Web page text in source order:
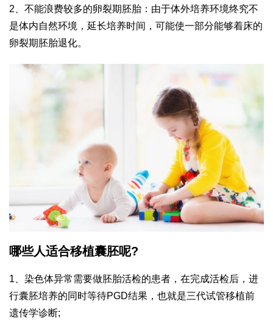
2、不能浪费较多的卵裂期胚胎：由于体外培养环境终究不
是体内自然环境，延长培养时间，可能使一部分能够着床的
卵裂期胚胎退化。
哪些人适合移植囊胚呢?
1、染色体异常需要做胚胎活检的患者，在完成活检后，进
行囊胚培养的同时等待PGD结果，也就是三代试管移植前
遗传学诊断;